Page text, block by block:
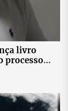
livro
processo